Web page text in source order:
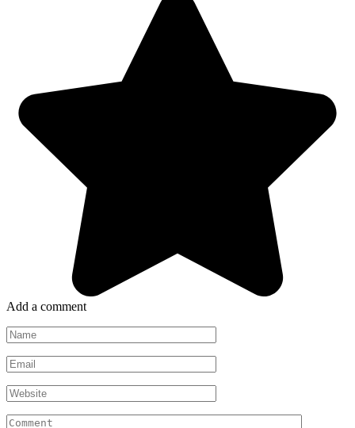
Add a comment
Name
*
Email
*
Website
Comment